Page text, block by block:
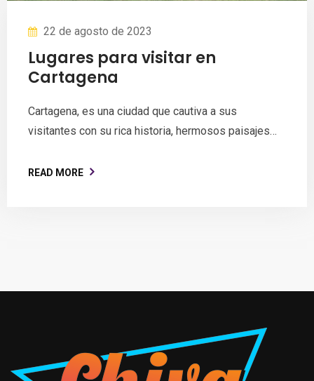
22 de agosto de 2023
Lugares para visitar en
Cartagena
Cartagena, es una ciudad que cautiva a sus
visitantes con su rica historia, hermosos paisajes…
READ MORE